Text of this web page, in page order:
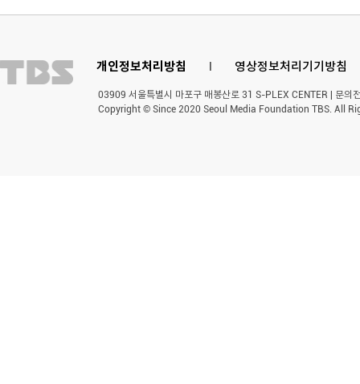
개인정보처리방침 l 영상정보처리기기방침
03909 서울특별시 마포구 매봉산로 31 S-PLEX CENTER | 문
Copyright © Since 2020 Seoul Media Foundation TBS. All